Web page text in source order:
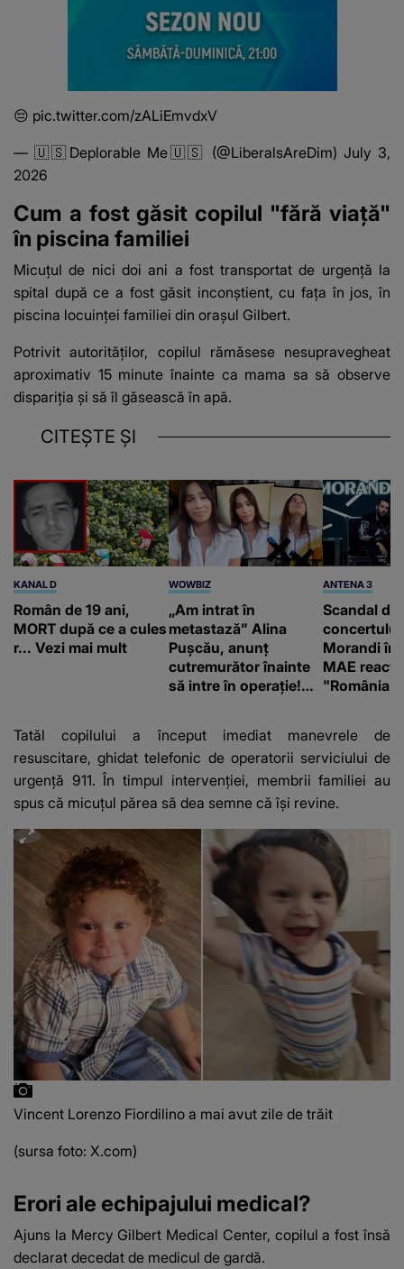
😔 pic.twitter.com/zALiEmvdxV
— 🇺🇸Deplorable Me🇺🇸 (@LiberalsAreDim) July 3,
2026
Cum a fost găsit copilul "fără viață"
în piscina familiei
Micuțul de nici doi ani a fost transportat de urgență la
spital după ce a fost găsit inconștient, cu fața în jos, în
piscina locuinței familiei din orașul Gilbert.
Potrivit autorităților, copilul rămăsese nesupravegheat
aproximativ 15 minute înainte ca mama sa să observe
dispariția și să îl găsească în apă.
CITEȘTE ȘI
KANAL D
Român de 19 ani,
MORT după ce a cules
r... Vezi mai mult
WOWBIZ
„Am intrat în
metastază” Alina
Pușcău, anunț
cutremurător înainte
să intre în operație!
fanilor
ANTENA 3
Scandal
Morandi în
MAE
"România
Tatăl copilului a început imediat manevrele de
resuscitare, ghidat telefonic de operatorii serviciului de
urgență 911. În timpul intervenției, membrii familiei au
spus că micuțul părea să dea semne că își revine.
Vincent Lorenzo Fiordilino a mai avut zile de trăit
(sursa foto: X.com)
Erori ale echipajului medical?
Ajuns la Mercy Gilbert Medical Center, copilul a fost însă
declarat decedat de medicul de gardă.